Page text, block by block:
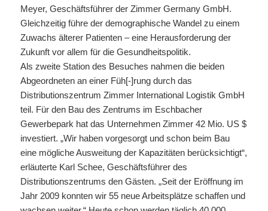
Meyer, Geschäftsführer der Zimmer Germany GmbH.
Gleichzeitig führe der demographische Wandel zu einem
Zuwachs älterer Patienten – eine Herausforderung der
Zukunft vor allem für die Gesundheitspolitik.
Als zweite Station des Besuches nahmen die beiden
Abgeordneten an einer Füh[-]rung durch das
Distributionszentrum Zimmer International Logistik GmbH
teil. Für den Bau des Zentrums im Eschbacher
Gewerbepark hat das Unternehmen Zimmer 42 Mio. US $
investiert. „Wir haben vorgesorgt und schon beim Bau
eine mögliche Ausweitung der Kapazitäten berücksichtigt“,
erläuterte Karl Schee, Geschäftsführer des
Distributionszentrums den Gästen. „Seit der Eröffnung im
Jahr 2009 konnten wir 55 neue Arbeitsplätze schaffen und